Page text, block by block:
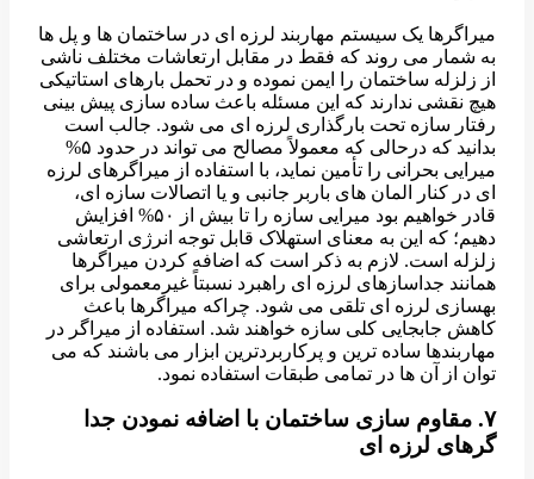
میراگرها یک سیستم مهاربند لرزه ای در ساختمان ها و پل ها
به شمار می روند که فقط در مقابل ارتعاشات مختلف ناشی
از زلزله ساختمان را ایمن نموده و در تحمل بارهای استاتیکی
هیچ نقشی ندارند که این مسئله باعث ساده سازی پیش بینی
رفتار سازه تحت بارگذاری لرزه ای می شود. جالب است
بدانید که درحالی که معمولاً مصالح می تواند در حدود ۵%
میرایی بحرانی را تأمین نماید، با استفاده از میراگرهای لرزه
ای در کنار المان های باربر جانبی و یا اتصالات سازه ای،
قادر خواهیم بود میرایی سازه را تا بیش از ۵۰% افزایش
دهیم؛ که این به معنای استهلاک قابل توجه انرژی ارتعاشی
زلزله است. لازم به ذکر است که اضافه کردن میراگرها
همانند جداسازهای لرزه ای راهبرد نسبتاً غیرمعمولی برای
بهسازی لرزه ای تلقی می شود. چراکه میراگرها باعث
کاهش جابجایی کلی سازه خواهند شد. استفاده از میراگر در
مهاربندها ساده ترین و پرکاربردترین ابزار می باشند که می
توان از آن ها در تمامی طبقات استفاده نمود.
۷. مقاوم سازی ساختمان با اضافه نمودن جدا
گرهای لرزه ای